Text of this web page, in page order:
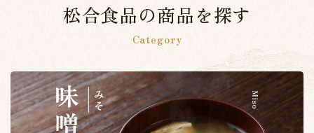
松合食品の商品を探す
Category